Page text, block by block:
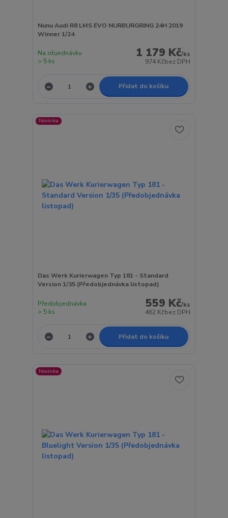
Nunu Audi R8 LMS EVO NURBURGRING 24H 2019
Winner 1/24
1 179 Kč/ks
974 Kčbez DPH
Na objednávku
> 5 ks
Přidat do košíku
Novinka
Das Werk Kurierwagen Typ 181 - Standard
Version 1/35 (Předobjednávka listopad)
559 Kč/ks
462 Kčbez DPH
Předobjednávka
> 5 ks
Přidat do košíku
Novinka